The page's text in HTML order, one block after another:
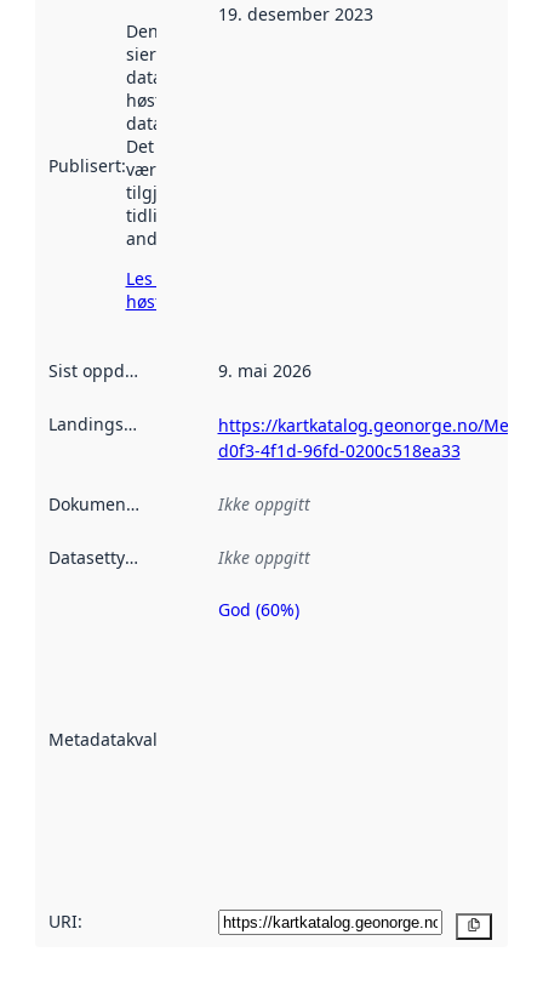
Publisert:
Denne datoen
sier når
datasettet ble
høstet av
data.norge.no.
Det kan ha
vært
tilgjengelig
tidligere
andre steder.
Les mer om
høsting her
19. desember 2023
Sist oppdatert 9. mai 2026
Landingsside
https://kartkatalog.geonorge.no/
d0f3-4f1d-96fd-0200c518ea33
Dokumentasjon Ikke oppgitt
Datasettype Ikke oppgitt
Metadatakvalitet
Metadatakvalitet
God (60%)
URI: